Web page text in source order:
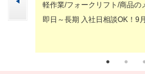
軽作業/フォークリフト/商品の
即日～長期 入社日相談OK！9